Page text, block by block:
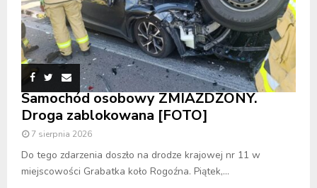
Samochód osobowy ZMIAŻDŻONY.
Droga zablokowana [FOTO]
7 sierpnia 2026
Do tego zdarzenia doszło na drodze krajowej nr 11 w
miejscowości Grabatka koło Rogoźna. Piątek,...